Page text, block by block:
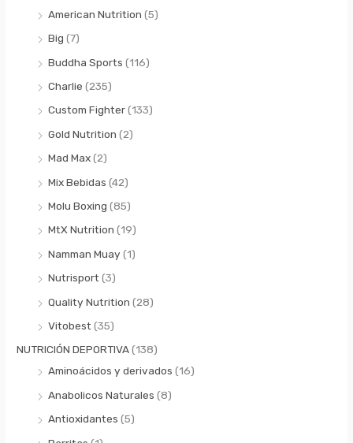
American Nutrition (5)
Big (7)
Buddha Sports (116)
Charlie (235)
Custom Fighter(133)
Gold Nutrition (2)
Mad Max(2)
Mix Bebidas (42)
Molu Boxing (85)
MtX Nutrition (19)
Namman Muay (1)
Nutrisport(3)
Quality Nutrition (28)
Vitobest (35)
NUTRICIÓN DEPORTIVA(138)
Aminoácidos y derivados (16)
Anabolicos Naturales (8)
Antioxidantes (5)